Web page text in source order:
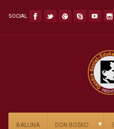
SOCIAL
BALLINA DON BOSKO ▼